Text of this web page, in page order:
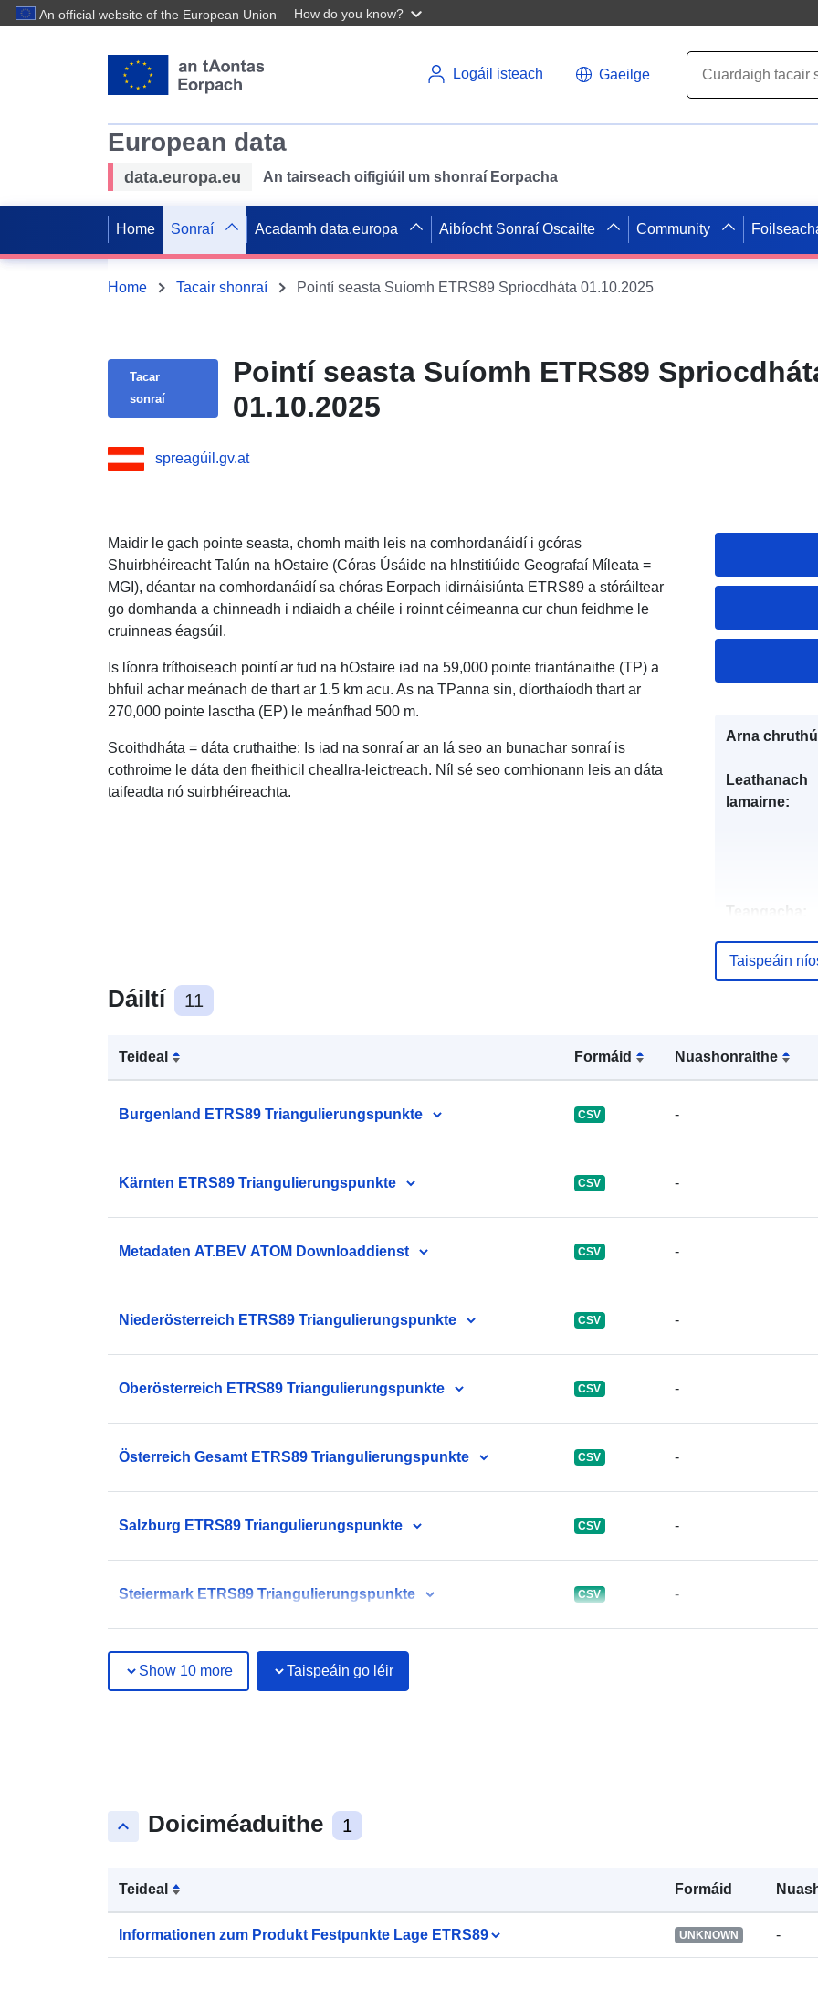
An official website of the European Union How do you know?
Logáil isteach Gaeilge
European data
data.europa.eu An tairseach oifigiúil um shonraí Eorpacha
Home Sonraí Acadamh data.europa Aibíocht Sonraí Oscailte Community
Home Tacair shonraí Pointí seasta Suíomh ETRS89 Spriocdháta 01.10.2025
Tacar
sonraí
Pointí seasta Suíomh ETRS89
01.10.2025
spreagúil.gv.at
Maidir le gach pointe seasta, chomh maith leis na comhordanáidí i gcóras
Shuirbhéireacht Talún na hOstaire (Córas Úsáide na hInstitiúide Geografaí Míleata =
MGI), déantar na comhordanáidí sa chóras Eorpach idirnáisiúnta ETRS89 a stóráiltear
go domhanda a chinneadh i ndiaidh a chéile i roinnt céimeanna cur chun feidhme le
cruinneas éagsúil.
Is líonra tríthoiseach pointí ar fud na hOstaire iad na 59,000 pointe triantánaithe (TP) a
bhfuil achar meánach de thart ar 1.5 km acu. As na TPanna sin, díorthaíodh thart ar
270,000 pointe lasctha (EP) le meánfhad 500 m.
Scoithdháta = dáta cruthaithe: Is iad na sonraí ar an lá seo an bunachar sonraí is
cothroime le dáta den fheithicil cheallra-leictreach. Níl sé seo comhionann leis an dáta
taifeadta nó suirbhéireachta.
Dáiltí 11
Teideal Formáid Nuashonraithe
Burgenland ETRS89 Triangulierungspunkte CSV -
Kärnten ETRS89 Triangulierungspunkte CSV -
Metadaten AT.BEV ATOM Downloaddienst CSV -
Niederösterreich ETRS89 Triangulierungspunkte CSV -
Oberösterreich ETRS89 Triangulierungspunkte CSV -
Österreich Gesamt ETRS89 Triangulierungspunkte CSV -
Salzburg ETRS89 Triangulierungspunkte CSV -
Steiermark ETRS89 Triangulierungspunkte CSV -
Show 10 more Taispeáin go léir
keyboard_arrow_up Doiciméaduithe 1
Teideal Formáid
Informationen zum Produkt Festpunkte Lage ETRS89 UNKNOWN -
Arna
Leathanach
lamairne:
Teangacha:
Pointí
Taifead
uriRef:
Taispeáin